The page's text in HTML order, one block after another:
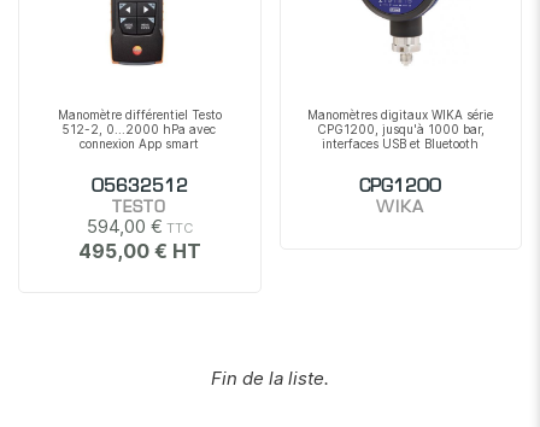
Manomètre différentiel Testo
512-2, 0...2000 hPa avec
connexion App smart
05632512
TESTO
594,00 €
495,00 €
Manomètres digitaux WIKA série
CPG1200, jusqu'à 1000 bar,
interfaces USB et Bluetooth
CPG1200
WIKA
Fin de la liste.